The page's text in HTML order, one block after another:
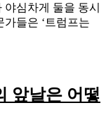
심차게 둘을 동시
들은 ‘트럼프는
앞날은 어떻